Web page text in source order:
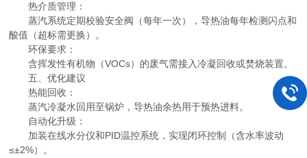
热介质管理：
蒸汽系统定期校验安全阀（每年一次），导热油每年检测闪点和
酸值（超标需更换）。
环保要求：
含挥发性有机物（VOCs）的废气需接入冷凝回收或焚烧装置。
五、优化建议
热能回收：
蒸汽冷凝水回用至锅炉，导热油余热用于预热进料。
自动化升级：
加装在线水分仪和PID温控系统，实现闭环控制（含水率波动
≤±2%）。